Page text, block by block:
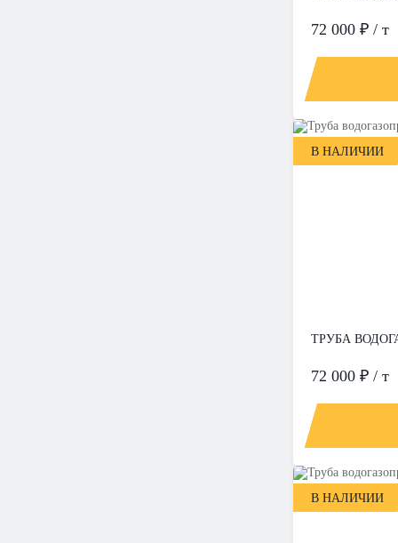
72 000 ₽ / т
В НАЛИЧИИ
ТРУБА
72 000 ₽ / т
В НАЛИЧИИ